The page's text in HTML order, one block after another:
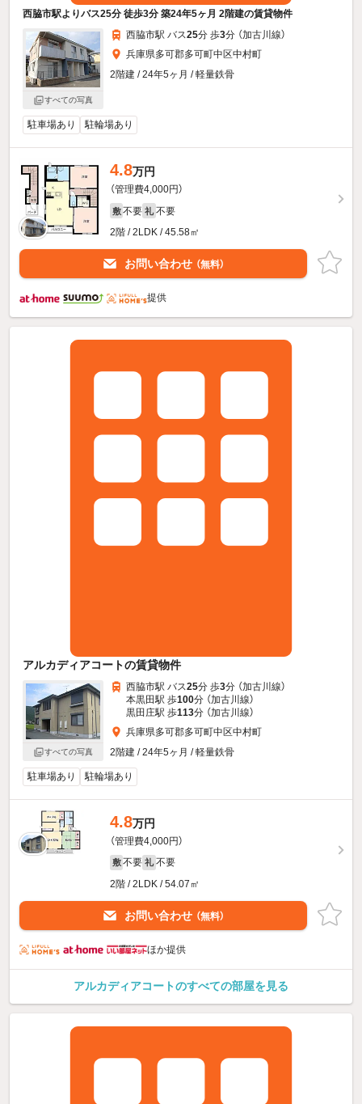
西脇市駅よりバス25分 徒歩3分 築24年5ヶ月 2階建の賃貸物件
すべての写真
西脇市駅 バス25分 歩3分 （加古川線）
兵庫県多可郡多可町中区中村町
2階建 / 24年5ヶ月 / 軽量鉄骨
駐車場あり 駐輪場あり
4.8万円
（管理費4,000円）
敷 不要 礼 不要
2階 / 2LDK / 45.58㎡
お問い合わせ （無料）
提供
アルカディアコートの賃貸物件
すべての写真
西脇市駅 バス25分 歩3分 （加古川線）
本黒田駅 歩100分 （加古川線）
黒田庄駅 歩113分 （加古川線）
兵庫県多可郡多可町中区中村町
2階建 / 24年5ヶ月 / 軽量鉄骨
駐車場あり 駐輪場あり
4.8万円
（管理費4,000円）
敷 不要 礼 不要
2階 / 2LDK / 54.07㎡
お問い合わせ （無料）
ほか提供
アルカディアコートのすべての部屋を見る